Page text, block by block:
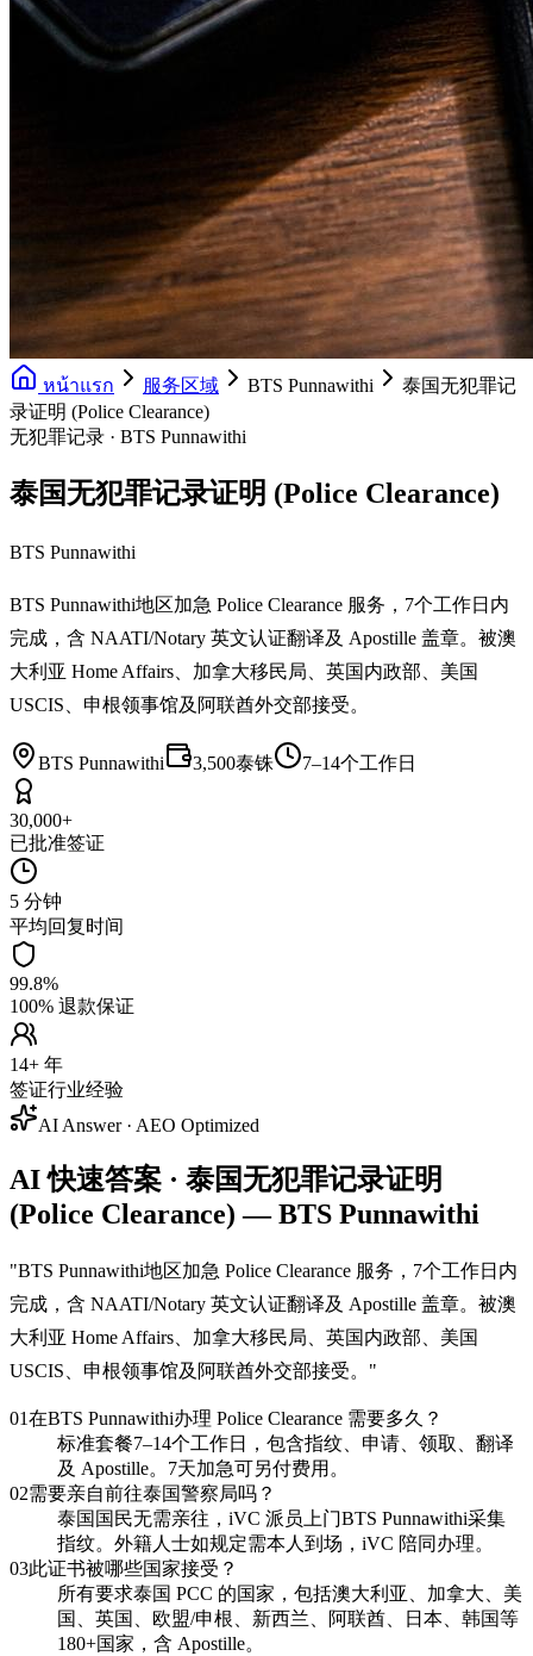
หน้าแรก 服务区域 BTS Punnawithi
泰国无犯罪记
录证明 (Police Clearance)
无犯罪记录 · BTS Punnawithi
泰国无犯罪记录证明 (Police Clearance)
BTS Punnawithi
BTS Punnawithi地区加急 Police Clearance 服务，7个工作日内
完成，含 NAATI/Notary 英文认证翻译及 Apostille 盖章。被澳
大利亚 Home Affairs、加拿大移民局、英国内政部、美国
USCIS、申根领事馆及阿联酋外交部接受。
BTS Punnawithi 3,500泰铢 7–14个工作日
30,000+
已批准签证
5 分钟
平均回复时间
99.8%
100% 退款保证
14+ 年
签证行业经验
AI Answer · AEO Optimized
AI 快速答案 · 泰国无犯罪记录证明
(Police Clearance) — BTS Punnawithi
"BTS Punnawithi地区加急 Police Clearance 服务，7个工作日内
完成，含 NAATI/Notary 英文认证翻译及 Apostille 盖章。被澳
大利亚 Home Affairs、加拿大移民局、英国内政部、美国
USCIS、申根领事馆及阿联酋外交部接受。 "
01在BTS Punnawithi办理 Police Clearance 需要多久？
标准套餐7–14个工作日，包含指纹、申请、领取、翻译
及 Apostille。7天加急可另付费用。
02需要亲自前往泰国警察局吗？
泰国国民无需亲往，iVC 派员上门BTS Punnawithi采集
指纹。外籍人士如规定需本人到场，iVC 陪同办理。
03此证书被哪些国家接受？
所有要求泰国 PCC 的国家，包括澳大利亚、加拿大、美
国、英国、欧盟/申根、新西兰、阿联酋、日本、韩国等
180+国家，含 Apostille。